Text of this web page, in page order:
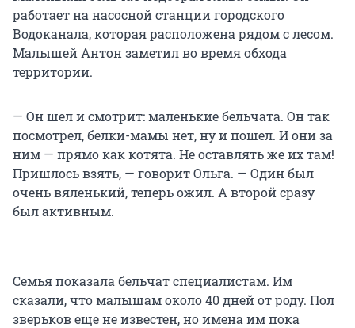
работает на насосной станции городского
Водоканала, которая расположена рядом с лесом.
Малышей Антон заметил во время обхода
территории.
— Он шел и смотрит: маленькие бельчата. Он так
посмотрел, белки-мамы нет, ну и пошел. И они за
ним — прямо как котята. Не оставлять же их там!
Пришлось взять, — говорит Ольга. — Один был
очень вяленький, теперь ожил. А второй сразу
был активным.
Семья показала бельчат специалистам. Им
сказали, что малышам около 40 дней от роду. Пол
зверьков еще не известен, но имена им пока